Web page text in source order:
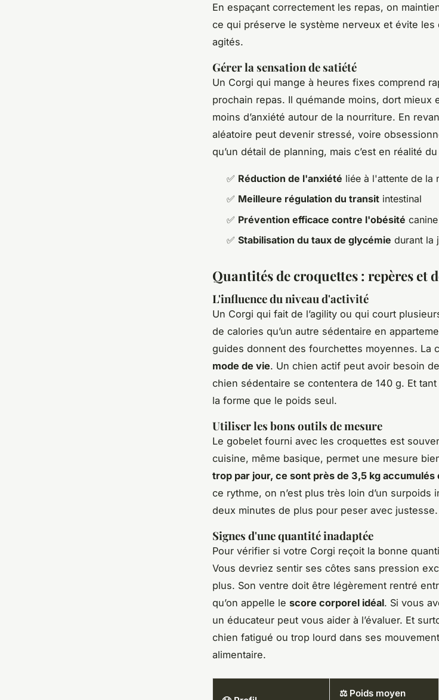
En espaçant correctement les repas, on
ce qui préserve le système nerveux et évite les
agités.
Gérer la sensation de satiété
Un Corgi qui mange à heures fixes comprend
prochain repas. Il quémande moins, dort mieux
moins d’anxiété autour de la nourriture. En
aléatoire peut devenir stressé, voire
qu’un détail de planning, mais c’est en réalité du
✅ Réduction de l'anxiété liée à l'attente de la
✅ Meilleure régulation du transit intestinal
✅ Prévention efficace contre l'obésité canine
✅ Stabilisation du taux de glycémie durant la
Quantités de croquettes : repères et
L'influence du niveau d'activité
Un Corgi qui fait de l’agility ou qui court
de calories qu’un autre sédentaire en
guides donnent des fourchettes moyennes. La
mode de vie. Un chien actif peut avoir besoin
chien sédentaire se contentera de 140 g. Et
la forme que le poids seul.
Utiliser les bons outils de mesure
Le gobelet fourni avec les croquettes est
cuisine, même basique, permet une mesure
trop par jour, ce sont près de 3,5 kg accumulés
ce rythme, on n’est plus très loin d’un surpoids
deux minutes de plus pour peser avec justesse.
Signes d'une quantité inadaptée
Pour vérifier si votre Corgi reçoit la bonne
Vous devriez sentir ses côtes sans pression
plus. Son ventre doit être légèrement rentré
qu’on appelle le score corporel idéal. Si vous
un éducateur peut vous aider à l’évaluer. Et
chien fatigué ou trop lourd dans ses
alimentaire.
⚖️ Poids moyen